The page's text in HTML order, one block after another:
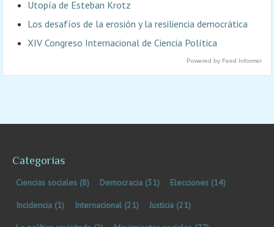
Utopía de Esteban Krotz
Los desafíos de la erosión y la resiliencia democrática
XIV Congreso Internacional de Ciencia Política
Powered by Feed Informer
Categorías
Ciencias sociales (8) Democracia (31) Elecciones (14)
Incidencia (1) Internacional (21) Justicia (21)